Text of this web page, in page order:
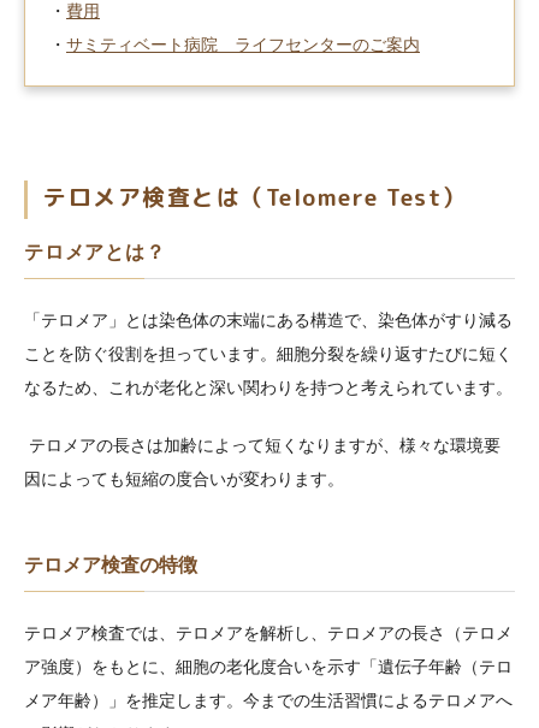
・ 費用
・ サミティベート病院 ライフセンターのご案内
テロメア検査とは（Telomere Test）
テロメアとは？
「テロメア」とは染色体の末端にある構造で、染色体がすり減る
ことを防ぐ役割を担っています。細胞分裂を繰り返すたびに短く
なるため、これが老化と深い関わりを持つと考えられています。
テロメアの長さは加齢によって短くなりますが、様々な環境要
因によっても短縮の度合いが変わります。
テロメア検査の特徴
テロメア検査では、テロメアを解析し、テロメアの長さ（テロメ
ア強度）をもとに、細胞の老化度合いを示す「遺伝子年齢（テロ
メア年齢）」を推定します。今までの生活習慣によるテロメアへ